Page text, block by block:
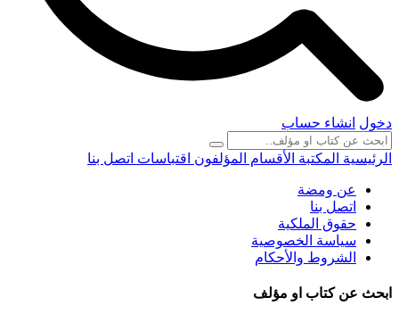
دخول انشاء حساب
الرئيسية المكتبة الأقسام المؤلفون اقتباسات اتصل بنا
عن ومضة
اتصل بنا
حقوق الملكية
سياسة الخصوصية
الشروط والأحكام
ابحث عن كتاب او مؤلف